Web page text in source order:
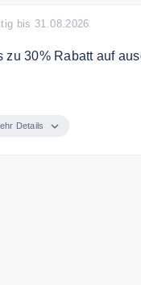
bis 31.08.2026
zu 30% Rabatt auf
Details